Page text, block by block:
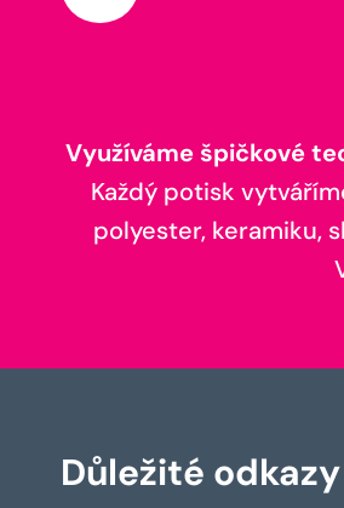
Využíváme špičkové
Každý potisk
polyester, keramiku,
Důležité odkazy